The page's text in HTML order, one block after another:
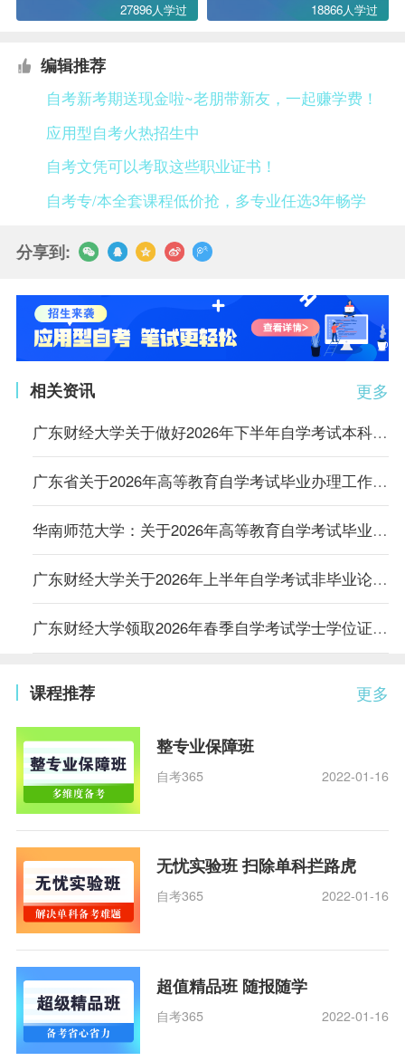
27896人学过 18866人学过
编辑推荐
自考新考期送现金啦~老朋带新友，一起赚学费！
应用型自考火热招生中
自考文凭可以考取这些职业证书！
自考专/本全套课程低价抢，多专业任选3年畅学
分享到:
更多
相关资讯
广东财经大学关于做好2026年下半年自学考试本科毕业论文（设计）相关工作的通知
广东省关于2026年高等教育自学考试毕业办理工作的通告
华南师范大学：关于2026年高等教育自学考试毕业办理工作的通告
广东财经大学关于2026年上半年自学考试非毕业论文实践性学习环节考试报考的通知
广东财经大学领取2026年春季自学考试学士学位证书的通知
更多
课程推荐
整专业保障班
自考365 2022-01-16
无忧实验班 扫除单科拦路虎
自考365 2022-01-16
超值精品班 随报随学
自考365 2022-01-16